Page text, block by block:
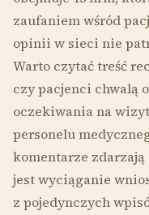
zaufaniem wśród
opinii w sieci nie
Warto czytać treść
czy pacjenci chwalą
oczekiwania na
personelu
komentarze
jest wyciąganie
z pojedynczych